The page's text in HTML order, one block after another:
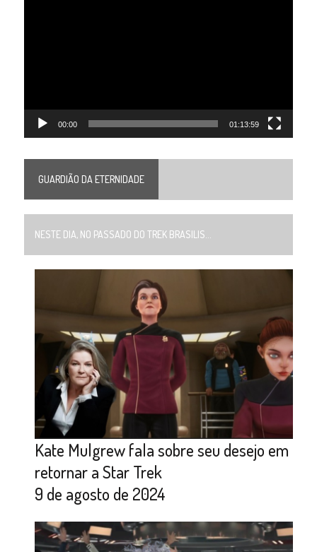
00:00 01:13:59
GUARDIÃO DA ETERNIDADE
NESTE DIA, NO PASSADO DO TREK BRASILIS...
Kate Mulgrew fala sobre seu desejo em
retornar a Star Trek
9 de agosto de 2024